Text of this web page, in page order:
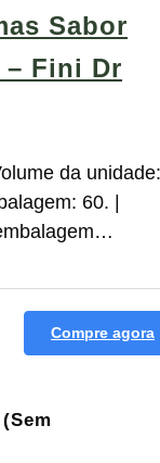
Sabor
– Fini Dr
da unidade:
60. |
Compre agora